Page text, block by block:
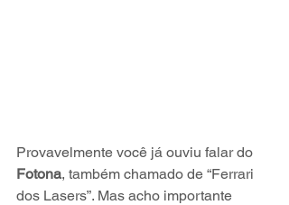
Provavelmente você já ouviu falar do
Fotona, também chamado de “Ferrari
dos Lasers”. Mas acho importante